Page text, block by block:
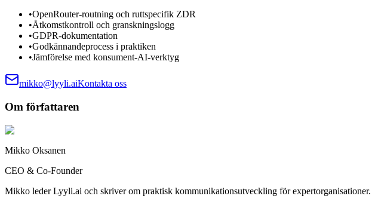
•OpenRouter-routning och ruttspecifik ZDR
•Åtkomstkontroll och granskningslogg
•GDPR-dokumentation
•Godkännandeprocess i praktiken
•Jämförelse med konsument-AI-verktyg
mikko@lyyli.aiKontakta oss
Om författaren
Mikko Oksanen
CEO & Co-Founder
Mikko leder Lyyli.ai och skriver om praktisk kommunikationsutveckling för expertorganisationer.